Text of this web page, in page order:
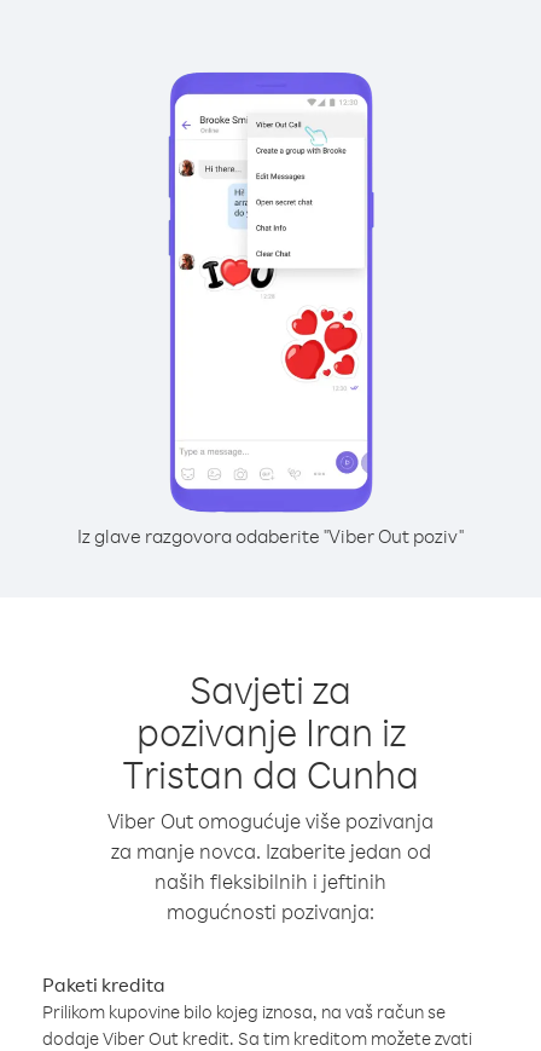
Iz glave razgovora odaberite "Viber Out poziv"
Savjeti za
pozivanje Iran iz
Tristan da Cunha
Viber Out omogućuje više pozivanja
za manje novca. Izaberite jedan od
naših fleksibilnih i jeftinih
mogućnosti pozivanja:
Paketi kredita
Prilikom kupovine bilo kojeg iznosa, na vaš račun se
dodaje Viber Out kredit. Sa tim kreditom možete zvati